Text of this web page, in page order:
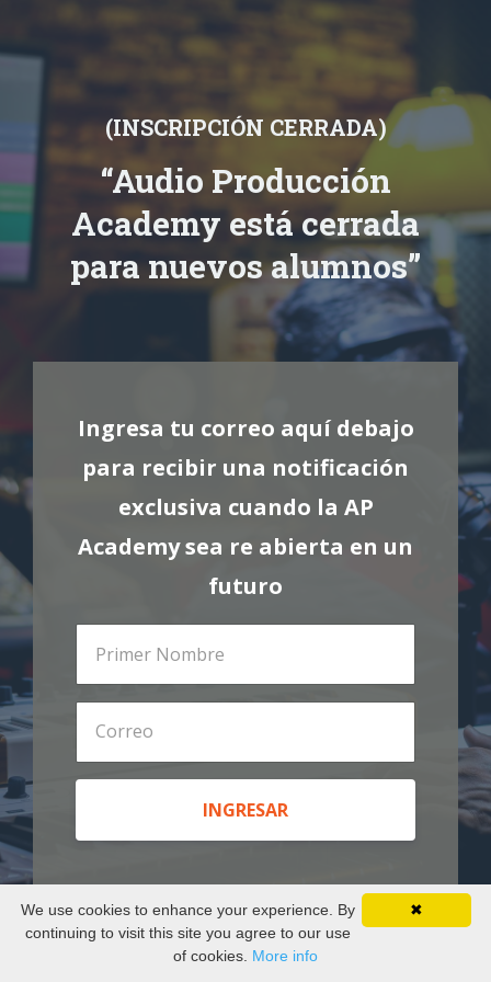
(INSCRIPCIÓN CERRADA)
“Audio Producción
Academy está cerrada
para nuevos alumnos”
Ingresa tu correo aquí debajo
para recibir una notificación
exclusiva cuando la AP
Academy sea re abierta en un
futuro
INGRESAR
✖
We use cookies to enhance your experience. By
continuing to visit this site you agree to our use
of cookies. More info